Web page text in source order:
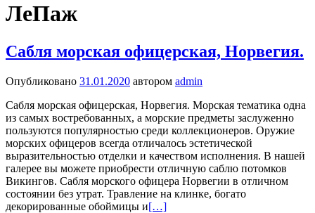
ЛеПаж
Сабля морская офицерская, Норвегия.
Опубликовано 31.01.2020 автором admin
Сабля морская офицерская, Норвегия. Морская тематика одна
из самых востребованных, а морские предметы заслуженно
пользуются популярностью среди коллекционеров. Оружие
морских офицеров всегда отличалось эстетической
выразительностью отделки и качеством исполнения. В нашей
галерее вы можете приобрести отличную саблю потомков
Викингов. Сабля морского офицера Норвегии в отличном
состоянии без утрат. Травление на клинке, богато
декорированные обоймицы и[…]